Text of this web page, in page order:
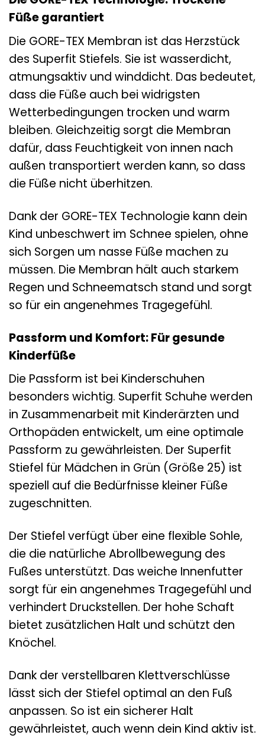
Füße garantiert
Die GORE-TEX Membran ist das Herzstück
des Superfit Stiefels. Sie ist wasserdicht,
atmungsaktiv und winddicht. Das bedeutet,
dass die Füße auch bei widrigsten
Wetterbedingungen trocken und warm
bleiben. Gleichzeitig sorgt die Membran
dafür, dass Feuchtigkeit von innen nach
außen transportiert werden kann, so dass
die Füße nicht überhitzen.
Dank der GORE-TEX Technologie kann dein
Kind unbeschwert im Schnee spielen, ohne
sich Sorgen um nasse Füße machen zu
müssen. Die Membran hält auch starkem
Regen und Schneematsch stand und sorgt
so für ein angenehmes Tragegefühl.
Passform und Komfort: Für gesunde
Kinderfüße
Die Passform ist bei Kinderschuhen
besonders wichtig. Superfit Schuhe werden
in Zusammenarbeit mit Kinderärzten und
Orthopäden entwickelt, um eine optimale
Passform zu gewährleisten. Der Superfit
Stiefel für Mädchen in Grün (Größe 25) ist
speziell auf die Bedürfnisse kleiner Füße
zugeschnitten.
Der Stiefel verfügt über eine flexible Sohle,
die die natürliche Abrollbewegung des
Fußes unterstützt. Das weiche Innenfutter
sorgt für ein angenehmes Tragegefühl und
verhindert Druckstellen. Der hohe Schaft
bietet zusätzlichen Halt und schützt den
Knöchel.
Dank der verstellbaren Klettverschlüsse
lässt sich der Stiefel optimal an den Fuß
anpassen. So ist ein sicherer Halt
gewährleistet, auch wenn dein Kind aktiv ist.